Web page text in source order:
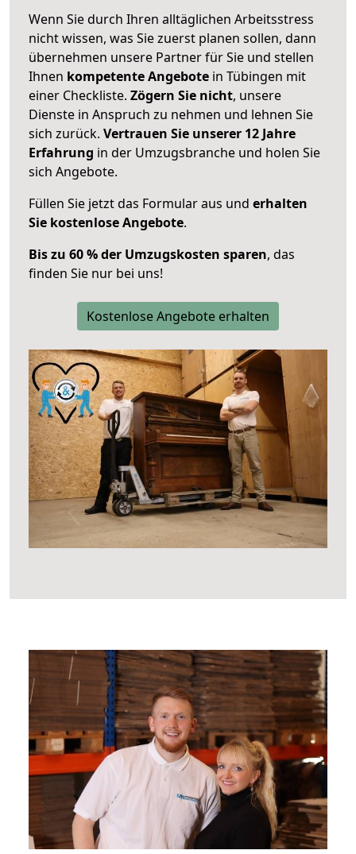
Wenn Sie durch Ihren alltäglichen Arbeitsstress
nicht wissen, was Sie zuerst planen sollen, dann
übernehmen unsere Partner für Sie und stellen
Ihnen kompetente Angebote in Tübingen mit
einer Checkliste. Zögern Sie nicht, unsere
Dienste in Anspruch zu nehmen und lehnen Sie
sich zurück. Vertrauen Sie unserer 12 Jahre
Erfahrung in der Umzugsbranche und holen Sie
sich Angebote.
Füllen Sie jetzt das Formular aus und erhalten
Sie kostenlose Angebote.
Bis zu 60 % der Umzugskosten sparen, das
finden Sie nur bei uns!
Kostenlose Angebote erhalten